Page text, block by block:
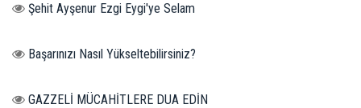
Şehit Ayşenur Ezgi Eygi'ye Selam
Başarınızı Nasıl Yükseltebilirsiniz?
GAZZELİ MÜCAHİTLERE DUA EDİN